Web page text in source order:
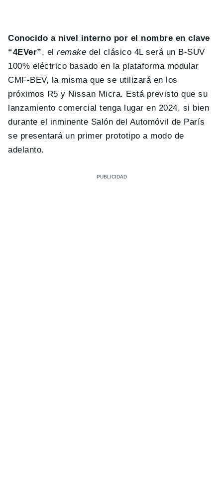
Conocido a nivel interno por el nombre en clave
“4EVer”, elremake del clásico 4L será un B-SUV
100% eléctrico basado en la plataforma modular
CMF-BEV, la misma que se utilizará en los
próximos R5 y Nissan Micra. Está previsto que su
lanzamiento comercial tenga lugar en 2024, si bien
durante el inminente Salón del Automóvil de París
se presentará un primer prototipo a modo de
adelanto.